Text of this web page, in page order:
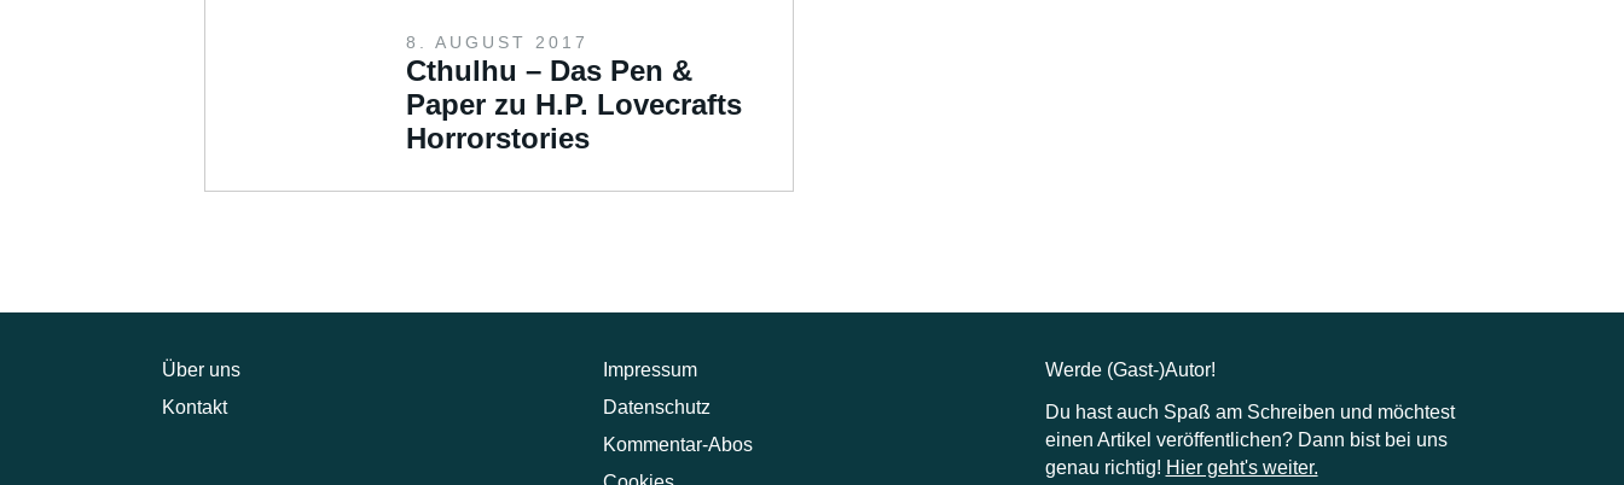
8. AUGUST 2017
Cthulhu – Das Pen &
Paper zu H.P. Lovecrafts
Horrorstories
Über uns
Kontakt
Impressum
Datenschutz
Kommentar-Abos
Werde (Gast-)Autor!
Du hast auch Spaß am Schreiben und möchtest
einen Artikel veröffentlichen? Dann bist bei uns
genau richtig! Hier geht's weiter.